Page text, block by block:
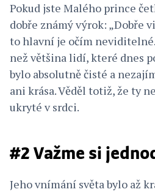
Pokud jste Malého prince
dobře známý výrok: „Dobře
to hlavní je očím
než většina lidí, které dnes
bylo absolutně čisté a
ani krása. Věděl totiž, že ty
ukryté v srdci.
#2 Važme si
Jeho vnímání světa bylo až